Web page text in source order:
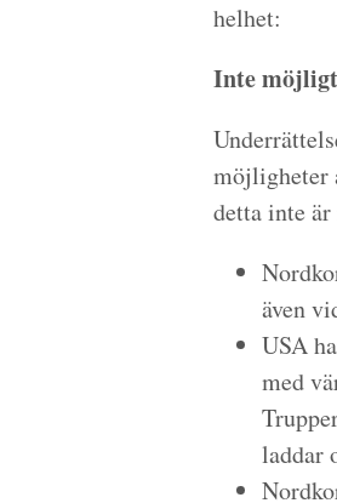
helhet:
Inte
möjligheter
detta inte
även
USA
med
laddar